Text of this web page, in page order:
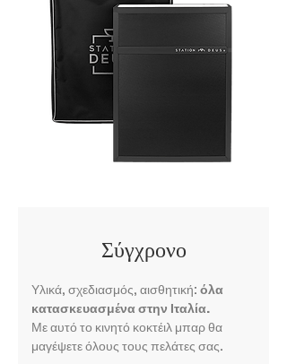
Σύγχρονο
Υλικά, σχεδιασμός, αισθητική: όλα
κατασκευασμένα στην Ιταλία.
Με αυτό το κινητό κοκτέιλ μπαρ θα
μαγέψετε όλους τους πελάτες σας.